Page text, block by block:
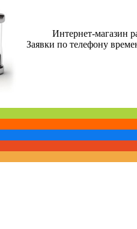
Интернет-магазин
Заявки по телефону